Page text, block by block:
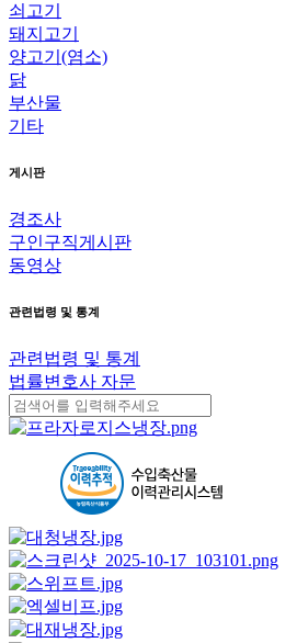
쇠고기
돼지고기
양고기(염소)
닭
부산물
기타
게시판
경조사
구인구직게시판
동영상
관련법령 및 통계
관련법령 및 통계
법률변호사 자문